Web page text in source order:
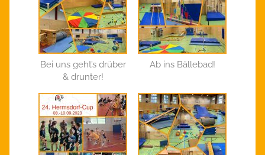
Bei uns geht’s drüber
& drunter!
Ab ins Bällebad!